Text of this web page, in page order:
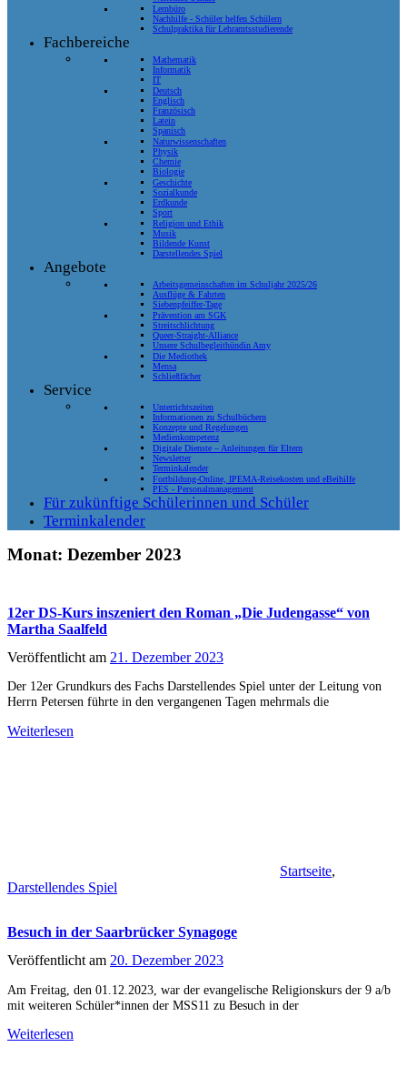
Lernbüro
Nachhilfe - Schüler helfen Schülern
Schulpraktika für Lehramtsstudierende
Fachbereiche
Mathematik
Informatik
IT
Deutsch
Englisch
Französisch
Latein
Spanisch
Naturwissenschaften
Physik
Chemie
Biologie
Geschichte
Sozialkunde
Erdkunde
Sport
Religion und Ethik
Musik
Bildende Kunst
Darstellendes Spiel
Angebote
Arbeitsgemeinschaften im Schuljahr 2025/26
Ausflüge & Fahrten
Siebenpfeiffer-Tage
Prävention am SGK
Streitschlichtung
Queer-Straight-Alliance
Unsere Schulbegleithündin Amy
Die Mediothek
Mensa
Schließfächer
Service
Unterrichtszeiten
Informationen zu Schulbüchern
Konzepte und Regelungen
Medienkompetenz
Digitale Dienste – Anleitungen für Eltern
Newsletter
Terminkalender
Fortbildung-Online, IPEMA-Reisekosten und eBeihilfe
PES - Personalmanagement
Für zukünftige Schülerinnen und Schüler
Terminkalender
Monat: Dezember 2023
12er DS-Kurs inszeniert den Roman „Die Judengasse“ von
Martha Saalfeld
Veröffentlicht am 21. Dezember 2023
Der 12er Grundkurs des Fachs Darstellendes Spiel unter der Leitung von
Herrn Petersen führte in den vergangenen Tagen mehrmals die
Weiterlesen
Startseite,
Darstellendes Spiel
Besuch in der Saarbrücker Synagoge
Veröffentlicht am 20. Dezember 2023
Am Freitag, den 01.12.2023, war der evangelische Religionskurs der 9 a/b
mit weiteren Schüler*innen der MSS11 zu Besuch in der
Weiterlesen